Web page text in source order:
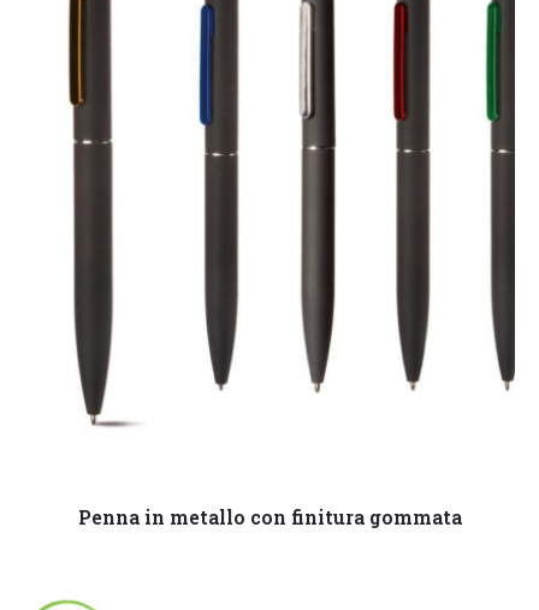
Leggi tutto
Penna in metallo con finitura gommata